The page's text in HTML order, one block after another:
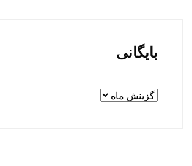
بایگانی